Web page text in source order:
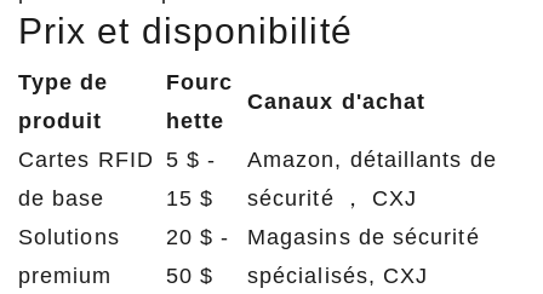
Prix ​​et disponibilité
Type de
produit
Fourc
hette
Canaux d'achat
Cartes RFID
de base
5 $ -
15 $
Amazon, détaillants de
sécurité ， CXJ
Solutions
premium
20 $ -
50 $
Magasins de sécurité
spécialisés, CXJ